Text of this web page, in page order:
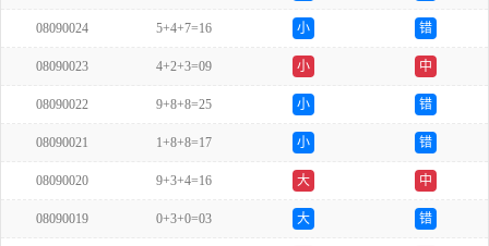
08090024 5+4+7=16 小 错
08090023 4+2+3=09 小 中
08090022 9+8+8=25 小 错
08090021 1+8+8=17 小 错
08090020 9+3+4=16 大 中
08090019 0+3+0=03 大 错